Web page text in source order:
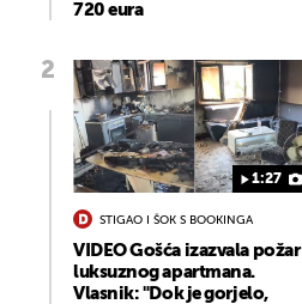
720 eura
1:27
STIGAO I ŠOK S BOOKINGA
VIDEO Gošća izazvala požar
luksuznog apartmana.
Vlasnik: "Dok je gorjelo,